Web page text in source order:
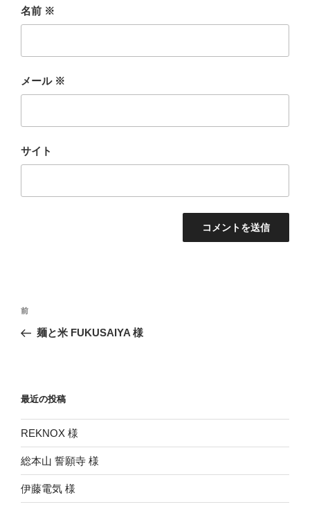
名前 ※
メール ※
サイト
投
ナ
ー
シ
ョ
ン
前
の
前
麺と米 FUKUSAIYA 様
最近の投稿
REKNOX 様
総本山 誓願寺 様
伊藤電気 様